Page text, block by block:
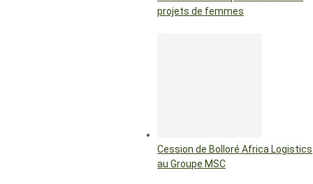
projets de femmes
Cession de Bolloré Africa Logistics
au Groupe MSC